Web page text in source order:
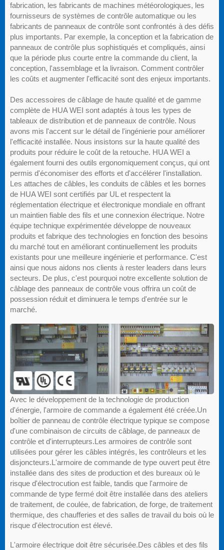
fabrication, les fabricants de machines météorologiques, les
fournisseurs de systèmes de contrôle automatique ou les
fabricants de panneaux de contrôle sont confrontés à des défis
plus importants. Par exemple, la conception et la fabrication de
panneaux de contrôle plus sophistiqués et compliqués, ainsi
que la période plus courte entre la commande du client, la
conception, l'assemblage et la livraison. Comment contrôler
les coûts et augmenter l'efficacité sont des enjeux importants.
Des accessoires de câblage de haute qualité et de gamme
complète de HUA WEI sont adaptés à tous les types de
tableaux de distribution et de panneaux de contrôle. Nous
avons mis l'accent sur le détail de l'ingénierie pour améliorer
l'efficacité installée. Nous insistons sur la haute qualité des
produits pour réduire le coût de la retouche. HUA WEI a
également fourni des outils ergonomiquement conçus, qui ont
permis d'économiser des efforts et d'accélérer l'installation.
Les attaches de câbles, les conduits de câbles et les bornes
de HUA WEI sont certifiés par UL et respectent la
réglementation électrique et électronique mondiale en offrant
un maintien fiable des fils et une connexion électrique. Notre
équipe technique expérimentée développe de nouveaux
produits et fabrique des technologies en fonction des besoins
du marché tout en améliorant continuellement les produits
existants pour une meilleure ingénierie et performance. C'est
ainsi que nous aidons nos clients à rester leaders dans leurs
secteurs. De plus, c'est pourquoi notre excellente solution de
câblage des panneaux de contrôle vous offrira un coût de
possession réduit et diminuera le temps d'entrée sur le
marché.
Avec le développement de la technologie de production
d'énergie, l'armoire de commande a également été créée.Un
boîtier de panneau de contrôle électrique typique se compose
d'une combinaison de circuits de câblage, de panneaux de
contrôle et d'interrupteurs.Les armoires de contrôle sont
utilisées pour gérer les câbles intégrés, les contrôleurs et les
disjoncteurs.L'armoire de commande de type ouvert peut être
installée dans des sites de production et des bureaux où le
risque d'électrocution est faible, tandis que l'armoire de
commande de type fermé doit être installée dans des ateliers
de traitement, de coulée, de fabrication, de forge, de traitement
thermique, des chaufferies et des salles de travail du bois où le
risque d'électrocution est élevé.
L'armoire électrique doit être sécurisée.Des câbles et des fils